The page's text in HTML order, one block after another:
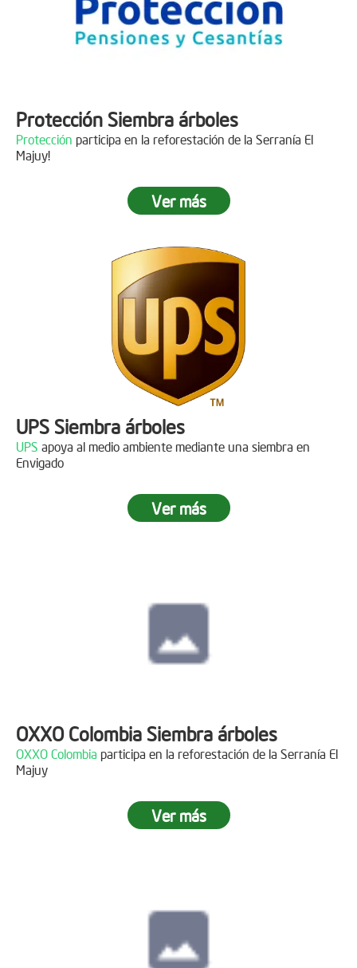
DINISSANpor plantar 400 árboles en el páramo de
Protección Siembra árboles
Protección participa en la reforestación de la Serranía El
Majuy!
Ver más
UPS Siembra árboles
UPS apoya al medio ambiente mediante una siembra en
Envigado
Ver más
OXXO Colombia Siembra árboles
OXXO Colombia participa en la reforestación de la Serranía El
Majuy
Ver más